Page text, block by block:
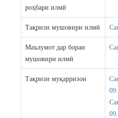
роҳбари илмӣ
Тақризи мушовири илмӣ
Маълумот дар бораи
мушовири илмӣ
Тақризи муқарризон